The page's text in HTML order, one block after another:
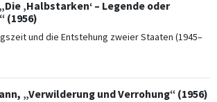
‚Halbstarken‘ – Legende oder
(1956)
und die Entstehung zweier Staaten (1945–
„Verwilderung und Verrohung“ (1956)